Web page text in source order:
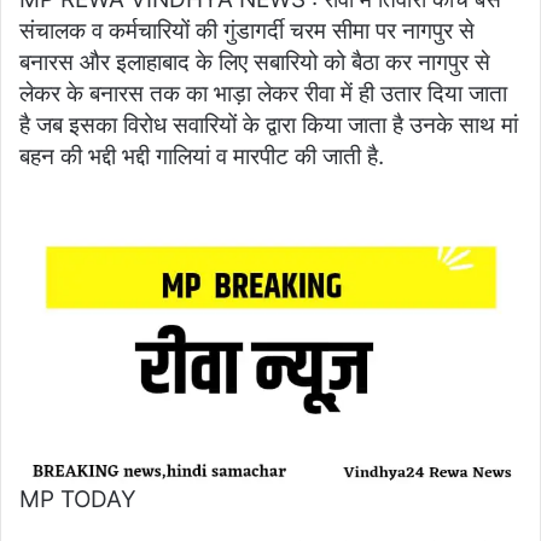
संचालक व कर्मचारियों की गुंडागर्दी चरम सीमा पर नागपुर से
बनारस और इलाहाबाद के लिए सबारियो को बैठा कर नागपुर से
लेकर के बनारस तक का भाड़ा लेकर रीवा में ही उतार दिया जाता
है जब इसका विरोध सवारियों के द्वारा किया जाता है उनके साथ मां
बहन की भद्दी भद्दी गालियां व मारपीट की जाती है.
MP TODAY